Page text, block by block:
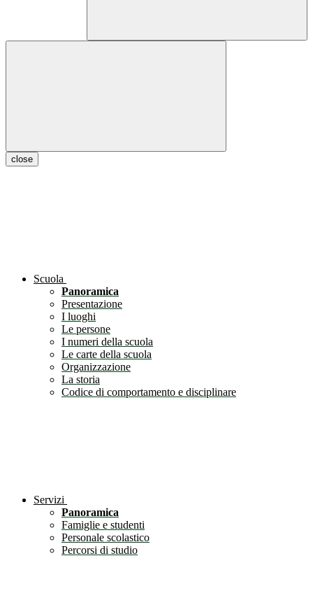
close
Scuola
Panoramica
Presentazione
I luoghi
Le persone
I numeri della scuola
Le carte della scuola
Organizzazione
La storia
Codice di comportamento e disciplinare
Servizi
Panoramica
Famiglie e studenti
Personale scolastico
Percorsi di studio